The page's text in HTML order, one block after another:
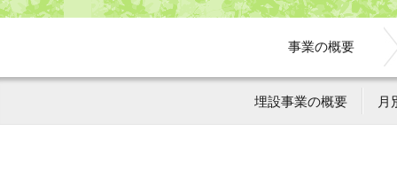
事業の概要
埋設事業の概要 月